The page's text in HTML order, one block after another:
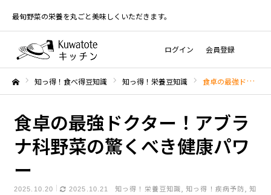
最旬野菜の栄養を丸ごと美味しくいただきます。
ログイン 会員登録
知っ得！食べ得豆知識 知っ得！栄養豆知識 食卓の最強ドクター！アブラナ科野菜の驚くべき健康パワー
食卓の最強ドクター！アブラ
ナ科野菜の驚くべき健康パワ
ー
2025.10.20 2025.10.21 知っ得！栄養豆知識 知っ得！疾病予防
知